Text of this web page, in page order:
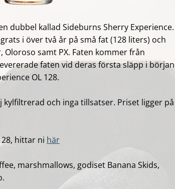
dubbel kallad Sideburns Sherry Experience.
i över två år på små fat (128 liters) och
samt PX. Faten kommer från
faten vid deras första släpp i början
OL 128.
kylfiltrerad och inga tillsatser. Priset ligger på
hittar ni här
marshmallows, godiset Banana Skids,